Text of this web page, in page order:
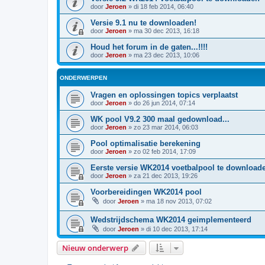
door Jeroen » di 18 feb 2014, 06:40
Versie 9.1 nu te downloaden!
door Jeroen » ma 30 dec 2013, 16:18
Houd het forum in de gaten...!!!!
door Jeroen » ma 23 dec 2013, 10:06
ONDERWERPEN
Vragen en oplossingen topics verplaatst
door Jeroen » do 26 jun 2014, 07:14
WK pool V9.2 300 maal gedownload...
door Jeroen » zo 23 mar 2014, 06:03
Pool optimalisatie berekening
door Jeroen » zo 02 feb 2014, 17:09
Eerste versie WK2014 voetbalpool te
door Jeroen » za 21 dec 2013, 19:26
Voorbereidingen WK2014 pool
door Jeroen » ma 18 nov 2013, 07:02
Wedstrijdschema WK2014 geimplementeerd
door Jeroen » di 10 dec 2013, 17:14
Nieuw onderwerp